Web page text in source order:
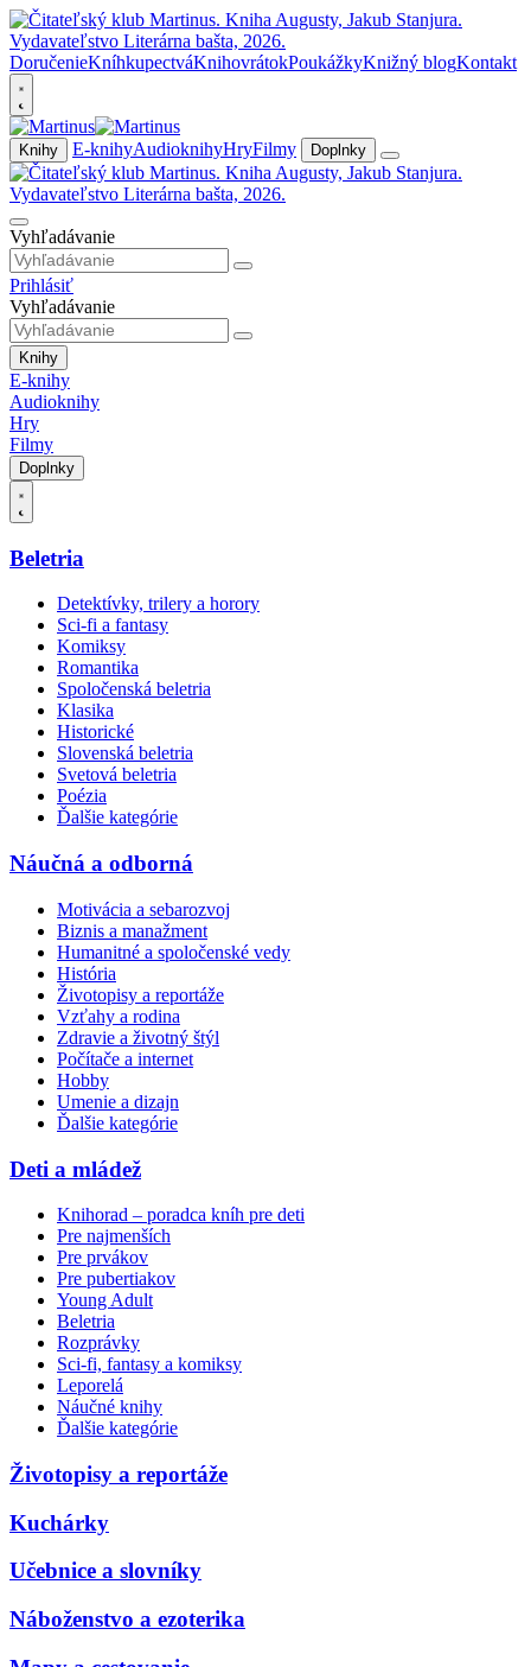
DoručenieKníhkupectváKnihovrátokPoukážkyKnižný blogKontakt
Knihy E-knihyAudioknihyHryFilmy Doplnky
Vyhľadávanie
Prihlásiť
Vyhľadávanie
Knihy
E-knihy
Audioknihy
Hry
Filmy
Doplnky
Beletria
Detektívky, trilery a horory
Sci-fi a fantasy
Komiksy
Romantika
Spoločenská beletria
Klasika
Historické
Slovenská beletria
Svetová beletria
Poézia
Ďalšie kategórie
Náučná a odborná
Motivácia a sebarozvoj
Biznis a manažment
Humanitné a spoločenské vedy
História
Životopisy a reportáže
Vzťahy a rodina
Zdravie a životný štýl
Počítače a internet
Hobby
Umenie a dizajn
Ďalšie kategórie
Deti a mládež
Knihorad – poradca kníh pre deti
Pre najmenších
Pre prvákov
Pre pubertiakov
Young Adult
Beletria
Rozprávky
Sci-fi, fantasy a komiksy
Leporelá
Náučné knihy
Ďalšie kategórie
Životopisy a reportáže
Kuchárky
Učebnice a slovníky
Náboženstvo a ezoterika